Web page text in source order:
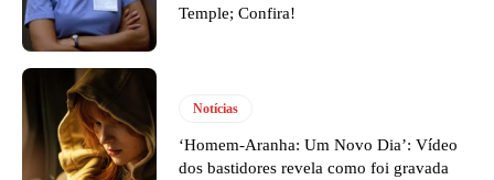
Temple; Confira!
Notícias
‘Homem-Aranha: Um Novo Dia’: Vídeo
dos bastidores revela como foi gravada